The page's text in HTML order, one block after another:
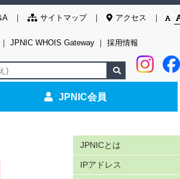
サイトマップ アクセス
｜ JPNIC WHOIS Gateway ｜ 採用情報
JPNIC会員
JPNICとは
IPアドレス